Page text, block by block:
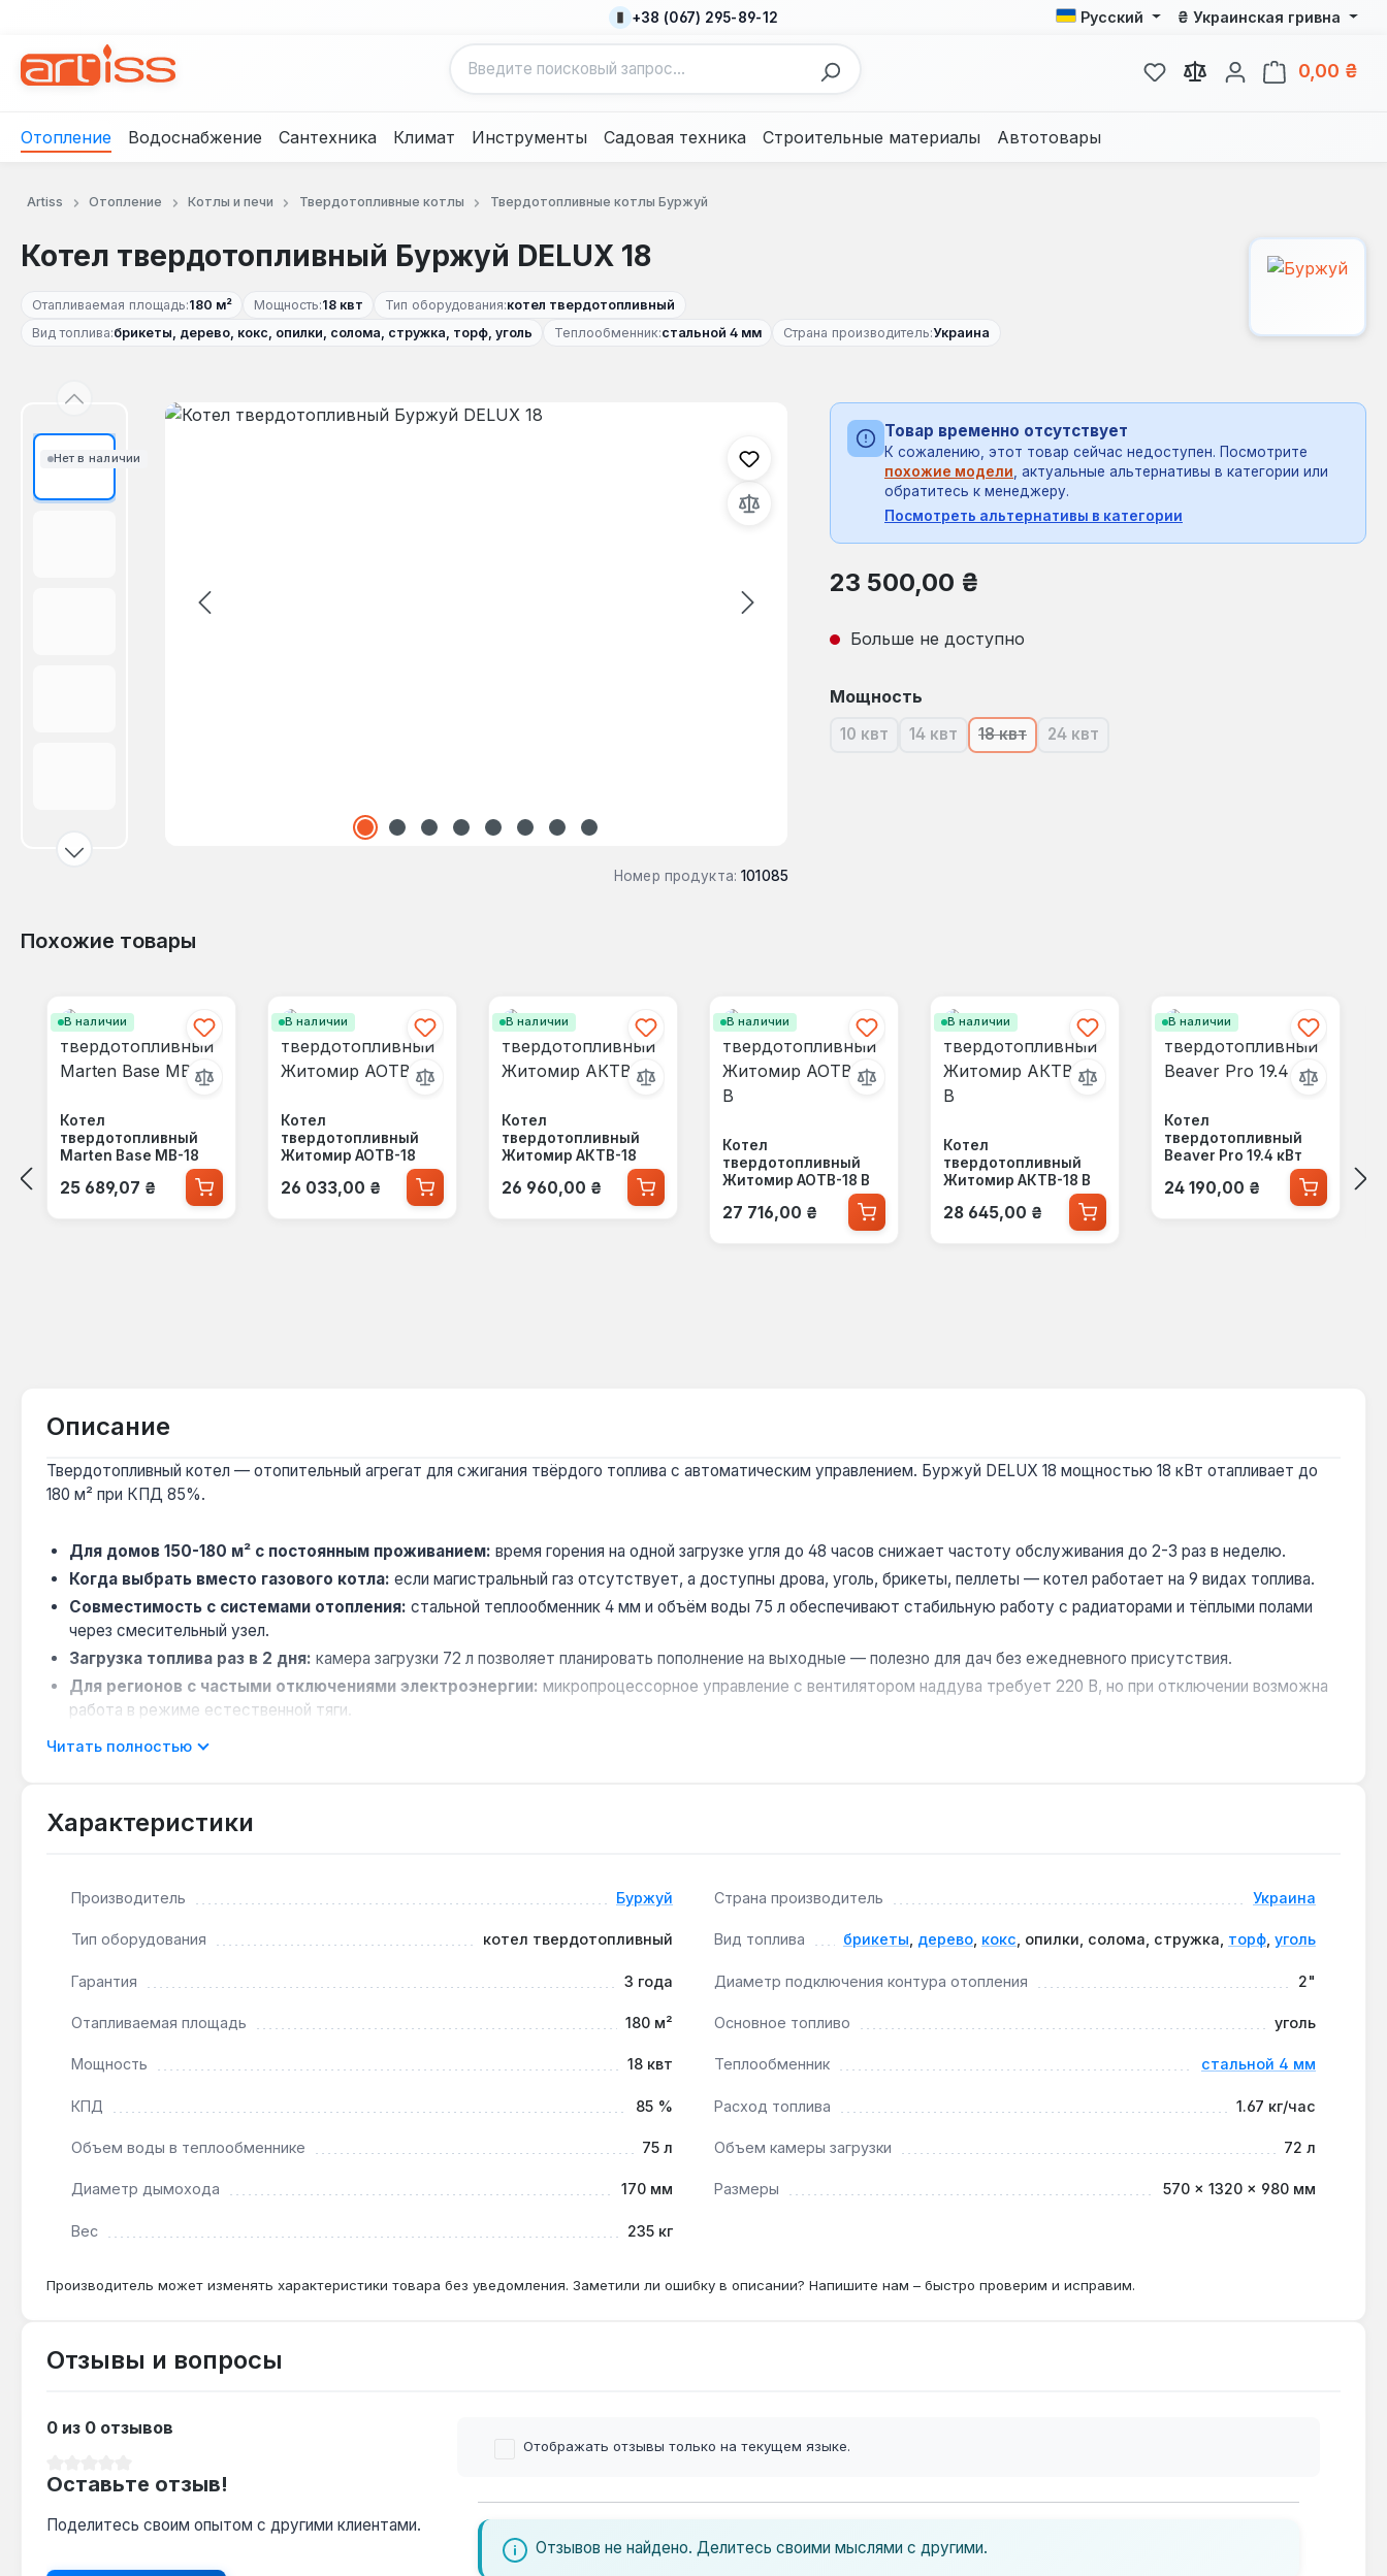
+38 (067) 295-89-12 Русский ₴ Украинская гривна
У вас есть товары из
0,00 ₴
Отопление Водоснабжение Сантехника Климат Инструменты Садовая техника Строительные материалы Автотовары
Artiss Отопление Котлы и печи Твердотопливные котлы Твердотопливные котлы Буржуй
Котел твердотопливный Буржуй DELUX 18
Отапливаемая площадь:180 м² Мощность:18 квт Тип оборудования:котел твердотопливный
Вид топлива:брикеты, дерево, кокс, опилки, солома, стружка, торф, уголь Теплообменник:стальной 4 мм Страна производитель:Украина
Нет в наличии
Пропустить галерею изображений
Номер продукта: 101085
Товар временно отсутствует
К сожалению, этот товар сейчас недоступен. Посмотрите
похожие модели , актуальные альтернативы в категории или
обратитесь к менеджеру.
Посмотреть альтернативы в категории
Обычная цена:
23 500,00 ₴
Больше не доступно
Выберите
Мощность
10 квт(В настоящее время эта опция недоступна.)
14 квт(В настоящее время эта опция недоступна.)
18 квт(В настоящее время эта опция недоступна.)
24 квт(В настоящее время эта опция
Похожие товары
В наличии
Котел
твердотопливный
Marten Base MB-18
Обычная цена:
25 689,07 ₴
В наличии
Котел
твердотопливный
Житомир АОТВ-18
Обычная цена:
26 033,00 ₴
В наличии
Котел
твердотопливный
Житомир АКТВ-18
Обычная цена:
26 960,00 ₴
В наличии
Котел
твердотопливный
Житомир АОТВ-18 В
Обычная цена:
27 716,00 ₴
В наличии
Котел
твердотопливный
Житомир АКТВ-18 В
Обычная цена:
28 645,00 ₴
В наличии
Котел
твердотопливный
Beaver Pro 19.4 кВт
Обычная цена:
24 190,00 ₴
Описание
Твердотопливный котел — отопительный агрегат для сжигания твёрдого топлива с автоматическим управлением. Буржуй DELUX 18 мощностью 18 кВт отапливает до
180 м² при КПД 85%.
Для домов 150-180 м² с постоянным проживанием: время горения на одной загрузке угля до 48 часов снижает частоту обслуживания до 2-3 раз в неделю.
Когда выбрать вместо газового котла: если магистральный газ отсутствует, а доступны дрова, уголь, брикеты, пеллеты — котел работает на 9 видах топлива.
Совместимость с системами отопления: стальной теплообменник 4 мм и объём воды 75 л обеспечивают стабильную работу с радиаторами и тёплыми полами
через смесительный узел.
Загрузка топлива раз в 2 дня: камера загрузки 72 л позволяет планировать пополнение на выходные — полезно для дач без ежедневного присутствия.
Для регионов с частыми отключениями электроэнергии: микропроцессорное управление с вентилятором наддува требует 220 В, но при отключении возможна
работа в режиме естественной тяги.
Какой расход угля у Буржуй DELUX 18?
Выдерживает ли котел работу с дровами влажностью до 30%?
Совместим ли с системой тёплый пол?
Да — объём воды 75 л и стальной теплообменник 4 мм обеспечивают стабильную температуру теплоносителя для низкотемпературных контуров.
Читать полностью
Характеристики
Производитель Буржуй Страна производитель Украина
Тип оборудования котел твердотопливный Вид топлива брикеты дерево кокс , опилки, солома, стружка, торф уголь
Гарантия 3 года Диаметр подключения контура отопления 2"
Отапливаемая площадь 180 м² Основное топливо уголь
Мощность 18 квт Теплообменник стальной 4 мм
КПД 85 % Расход топлива 1.67 кг/час
Объем воды в теплообменнике 75 л Объем камеры загрузки 72 л
Диаметр дымохода 170 мм Размеры 570 × 1320 × 980 мм
Вес 235 кг
Производитель может изменять характеристики товара без уведомления. Заметили ли ошибку в описании? Напишите нам – быстро проверим и исправим.
Отзывы и вопросы
0 из 0 отзывов
Оставьте отзыв!
Поделитесь своим опытом с другими клиентами.
Отображать отзывы только на текущем языке.
Отзывов не найдено. Делитесь своими мыслями с другими.